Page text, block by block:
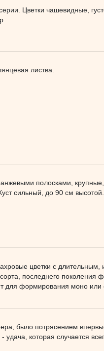
Цветки чашевидные,
листва.
полосками,
сильный, до 90 см
цветки с
последнего поколения
для формирования моно
было потрясением
которая случается